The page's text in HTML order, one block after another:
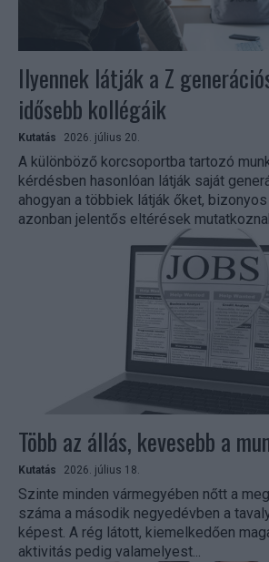
Ilyennek látják a Z
idősebb kollégáik
Kutatás 2026. július 20.
A különböző korcsoportba tartozó
kérdésben hasonlóan látják saját
ahogyan a többiek látják őket,
azonban jelentős eltérések
Több az állás, kevesebb a
Kutatás 2026. július 18.
Szinte minden vármegyében nőtt a
száma a második negyedévben a
képest. A rég látott, kiemelkedően
aktivitás pedig valamelyest...